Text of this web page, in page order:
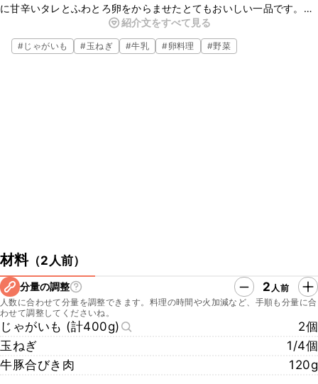
に甘辛いタレとふわとろ卵をからませたとてもおいしい一品です。ご
はんのおかずに最適です。お酒と一緒にもおすすめですよ。ぜひ一度
お試しください。
紹介文をすべて見る
#じゃがいも #玉ねぎ #牛乳 #卵料理 #野菜
材料（2人前）
分量の調整 2 人前
人数に合わせて分量を調整できます。料理の時間や火加減など、手順も分量に合
わせて調整してくださいね。
じゃがいも (計400g)
2個
玉ねぎ
1/4個
牛豚合びき肉
120g